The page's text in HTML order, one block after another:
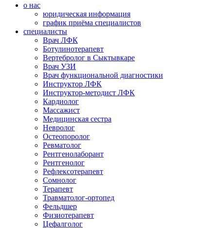
о нас
юридическая информация
график приёма специалистов
специалисты
Врач ЛФК
Ботулинотерапевт
Вертебролог в Сыктывкаре
Врач УЗИ
Врач функциональной диагностики
Инструктор ЛФК
Инструктор-методист ЛФК
Кардиолог
Массажист
Медицинская сестра
Невролог
Остеопоролог
Ревматолог
Рентгенолаборант
Рентгенолог
Рефлексотерапевт
Сомнолог
Терапевт
Травматолог-ортопед
Фельдшер
Физиотерапевт
Цефалголог